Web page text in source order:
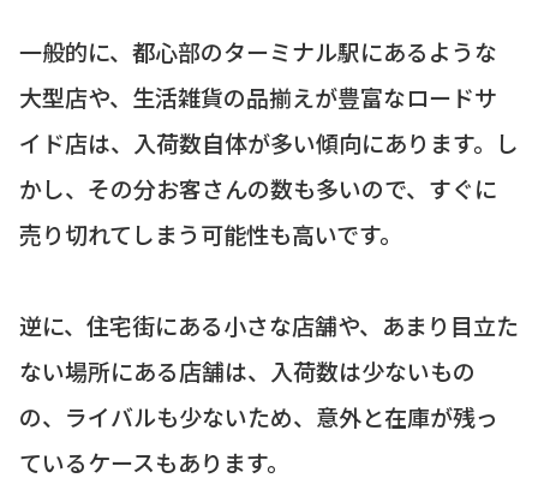
一般的に、都心部のターミナル駅にあるような
大型店や、生活雑貨の品揃えが豊富なロードサ
イド店は、入荷数自体が多い傾向にあります。し
かし、その分お客さんの数も多いので、すぐに
売り切れてしまう可能性も高いです。
逆に、住宅街にある小さな店舗や、あまり目立た
ない場所にある店舗は、入荷数は少ないもの
の、ライバルも少ないため、意外と在庫が残っ
ているケースもあります。